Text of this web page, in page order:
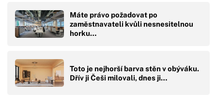
Máte právo požadovat po
zaměstnavateli kvůli nesnesitelnou
horku…
Toto je nejhorší barva stěn v obýváku.
Dřív ji Češi milovali, dnes ji…